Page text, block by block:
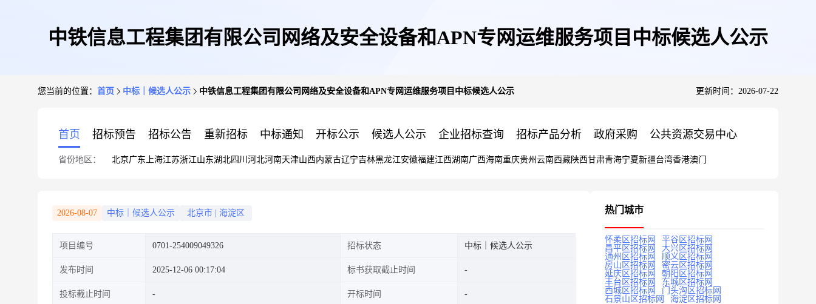
中铁信息工程集团有限公司网络及安全设备和APN专网运维服务项目中标候选人公示
您当前的位置： 首页 中标｜候选人公示 中铁信息工程集团有限公司网络及安全设备和APN专网运维服务项目中标候选人公示 更新时间：2026-07-22
首页 招标预告 招标公告 重新招标 中标通知 开标公示 候选人公示 企业招标查询 招标产品分析 政府采购 公共资源交易中心
省份地区： 北京广东 上海江苏浙江山东湖北四川 河北河南天津山西内蒙古辽宁吉林黑龙江安徽福建江西湖南广西海南重庆贵州 云南西藏陕西甘肃青海宁夏新疆台湾香港澳门
2026-08-07 中标｜候选人公示 北京市 海淀区
项目编号 0701-254009049326 招标状态 中标｜候选人公示
发布时间 2025-12-06 00:17:04 标书获取截止时间
投标截止时间 开标时间
热门城市
怀柔区招标网
平谷区招标网
昌平区招标网
大兴区招标网
通州区招标网
顺义区招标网
房山区招标网
密云区招标网
延庆区招标网
朝阳区招标网
丰台区招标网
东城区招标网
西城区招标网
门头沟区招标网
石景山区招标网
海淀区招标网